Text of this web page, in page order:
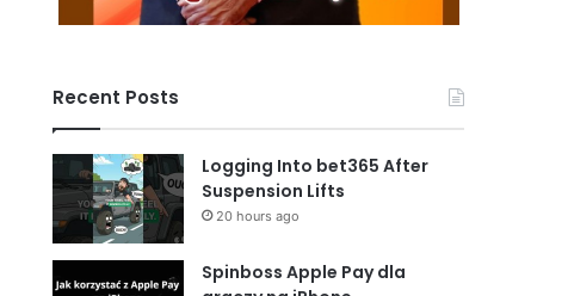
Recent Posts
Logging Into bet365 After
Suspension Lifts
20 hours ago
Spinboss Apple Pay dla